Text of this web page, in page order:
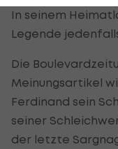
In seinem
Legende
Die
Meinungsartikel
Ferdinand sein
seiner
der letzte